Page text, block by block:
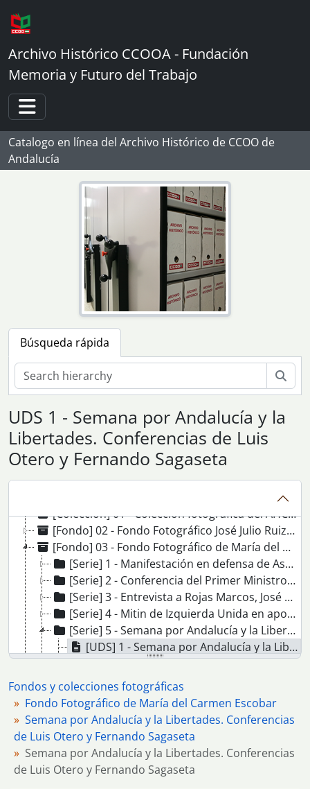
Skip to main content
Archivo Histórico CCOOA - Fundación
Memoria y Futuro del Trabajo
Toggle navigation
Catalogo en línea del Archivo Histórico de CCOO de
Andalucía
Búsqueda rápida
UDS 1 - Semana por Andalucía y la
Libertades. Conferencias de Luis
Otero y Fernando Sagaseta
[Agrupación de fondos] 07 - Fondos y colecciones fotográficas
[Colección] 01 - Colección fotográfica del AHCCOOA
[Fondo] 02 - Fondo Fotográfico José Julio Ruiz Benavides
[Fondo] 03 - Fondo Fotográfico de María del Carmen Escobar
[Serie] 1 - Manifestación en defensa de Astilleros
[Serie] 2 - Conferencia del Primer Ministro italiano Pietro Ingrao en Sevilla
[Serie] 3 - Entrevista a Rojas Marcos, José Manuel Cervera, Juan José Conde, Adolfo Cuellar y Juan Ramos en Radio CCOO
[Serie] 4 - Mitin de Izquierda Unida en apoyo de la candidatura de Adolfo Cuellar a la alcaldía de Sevilla
[Serie] 5 - Semana por Andalucía y la Libertades. Conferencias de Luis Otero y Fernando Sagaseta
[UDS] 1 - Semana por Andalucía y la Libertades. Conferencias de Luis Otero y Fernando Sagaseta
[UDS] 2 - Semana por Andalucía y la Libertades. Conferencias de Luis Otero y Fernando Sagaseta
[UDS] 3 - Semana por Andalucía y la Libertades. Conferencias de Luis Otero y Fernando Sagaseta
[UDS] 4 - Semana por Andalucía y la Libertades. Conferencias de Luis Otero y Fernando Sagaseta
[UDS] 5 - Semana por Andalucía y la Libertades. Conferencias de Luis Otero y Fernando Sagaseta
[UDS] 6 - Semana por Andalucía y la Libertades. Conferencias de Luis Otero y Fernando Sagaseta
[UDS] 7 - Semana por Andalucía y la Libertades. Conferencias de Luis Otero y Fernando Sagaseta
[UDS] 8 - Semana por Andalucía y la Libertades. Conferencias de Luis Otero y Fernando Sagaseta
[UDS] 9 - Semana por Andalucía y la Libertades. Conferencias de Luis Otero y Fernando Sagaseta
Fondos y colecciones fotográficas
Fondo Fotográfico de María del Carmen Escobar
Semana por Andalucía y la Libertades. Conferencias
de Luis Otero y Fernando Sagaseta
Semana por Andalucía y la Libertades. Conferencias
de Luis Otero y Fernando Sagaseta